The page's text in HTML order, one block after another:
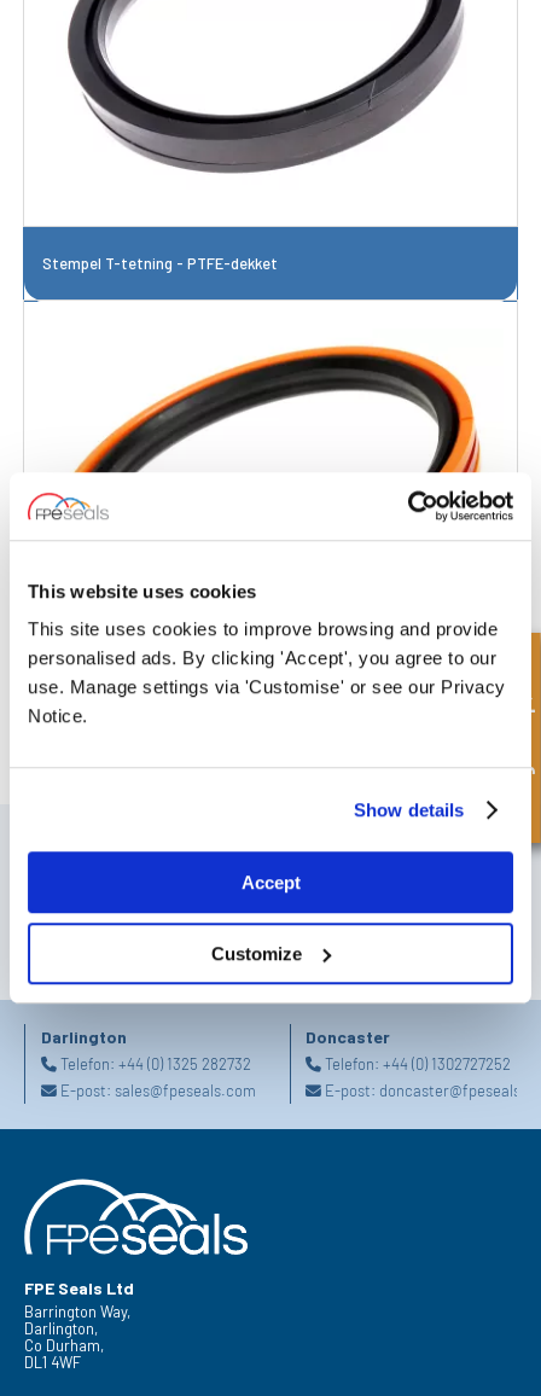
This website uses cookies
This site uses cookies to improve browsing and provide
personalised ads. By clicking 'Accept', you agree to our
use. Manage settings via 'Customise' or see our Privacy
Notice.
Show details
Accept
Customize
Stempel T-tetning - PTFE-dekket
T-stempeltetning - polykappet
Ikke glem å abonnere på vårt nyhetsbrev for å motta informasjon om
Darlington
Telefon: +44 (0) 1325 282732
E-post: sales@fpeseals.com
Doncaster
Telefon:+44 (0) 1302727252
E-post:
FPE Seals Ltd
Barrington Way,
Darlington,
Co Durham,
DL1 4WF
Hurtigforespørsel